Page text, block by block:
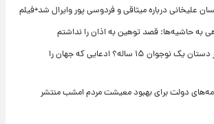
علیخانی درباره میثاقی و فردوسی پور وایرال شد+فیلم
به حاشیه‌ها: قصد توهین به اذان را نداشتم
راز طول عمر انسان در دستان یک نوجوان ۱۵ ساله؟ ادعایی که جهان را
دولت برای بهبود معیشت مردم امشب منتشر